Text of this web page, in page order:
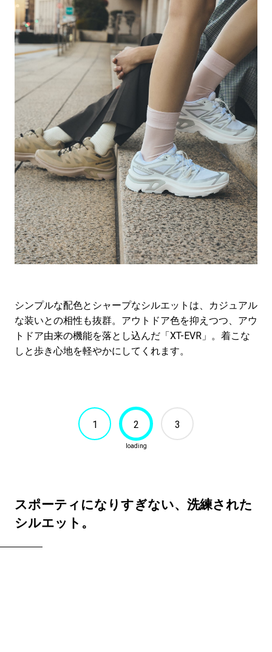
シンプルな配色とシャープなシルエットは、カジュアル
な装いとの相性も抜群。アウトドア色を抑えつつ、アウ
トドア由来の機能を落とし込んだ「XT-EVR」。着こな
しと歩き心地を軽やかにしてくれます。
1 2 3
スポーティになりすぎない、洗練された
シルエット。